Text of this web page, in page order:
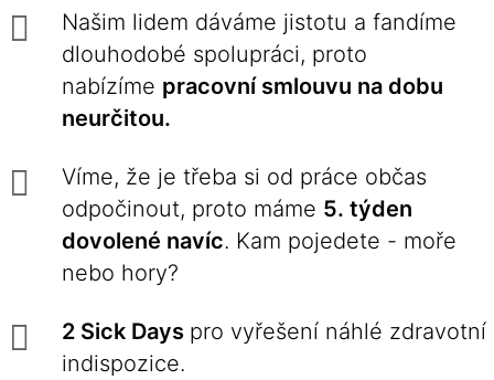
Našim lidem dáváme jistotu a fandíme
dlouhodobé spolupráci, proto
nabízíme pracovní smlouvu na dobu
neurčitou.
Víme, že je třeba si od práce občas
odpočinout, proto máme 5. týden
dovolené navíc. Kam pojedete - moře
nebo hory?
2 Sick Days pro vyřešení náhlé zdravotní
indispozice.